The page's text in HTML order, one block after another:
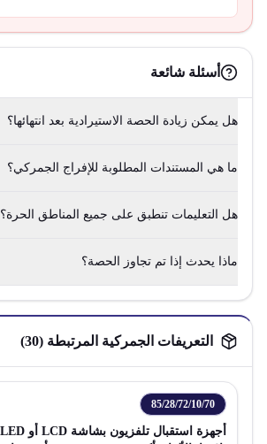
أسئلة شائعة
هل يمكن زيادة الحصة الاستيرادية بعد انتهائها؟
ما هي المستندات المطلوبة للإفراج الجمركي؟
هل التعليمات تنطبق على جميع المناطق الحرة؟
ماذا يحدث إذا تم تجاوز الحصة؟
التعريفات الجمركية المرتبطة (30
)
85/28/72/10/70